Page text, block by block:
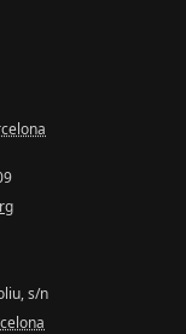
s/n